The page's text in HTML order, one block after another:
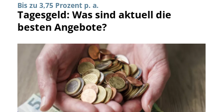
Bis zu 3,75 Prozent p. a.
Tagesgeld: Was sind aktuell die
besten Angebote?